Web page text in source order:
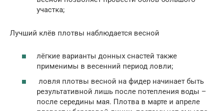
участка;
Лучший клёв плотвы наблюдается весной
лёгкие варианты донных снастей также
применимы в весенний период ловли;
ловля плотвы весной на фидер начинает быть
результативной лишь после потепления воды –
после середины мая. Плотва в марте и апреле